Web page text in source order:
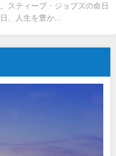
スティーブ・ジョブズの命日
、人生を豊か...